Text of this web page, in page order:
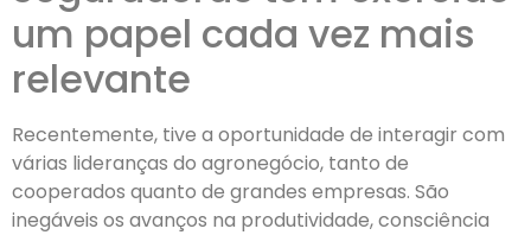
um papel cada vez mais
relevante
Recentemente, tive a oportunidade de interagir com
várias lideranças do agronegócio, tanto de
cooperados quanto de grandes empresas. São
inegáveis os avanços na produtividade, consciência